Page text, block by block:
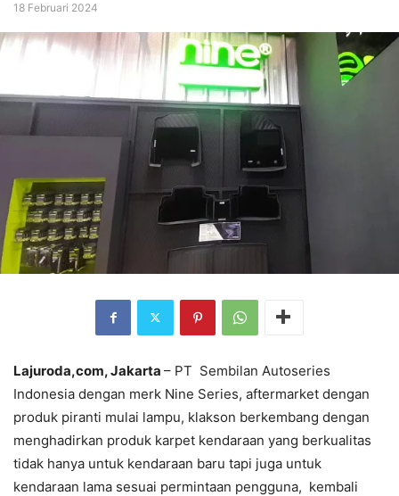
18 Februari 2024
Lajuroda,com, Jakarta – PT Sembilan Autoseries
Indonesia dengan merk Nine Series, aftermarket dengan
produk piranti mulai lampu, klakson berkembang dengan
menghadirkan produk karpet kendaraan yang berkualitas
tidak hanya untuk kendaraan baru tapi juga untuk
kendaraan lama sesuai permintaan pengguna, kembali